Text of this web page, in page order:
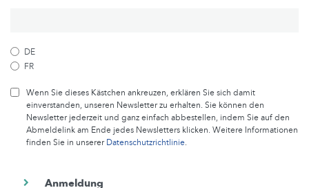
DE
FR
Wenn Sie dieses Kästchen ankreuzen, erklären Sie sich damit
einverstanden, unseren Newsletter zu erhalten. Sie können den
Newsletter jederzeit und ganz einfach abbestellen, indem Sie auf den
Abmeldelink am Ende jedes Newsletters klicken. Weitere Informationen
finden Sie in unsererDatenschutzrichtlinie.